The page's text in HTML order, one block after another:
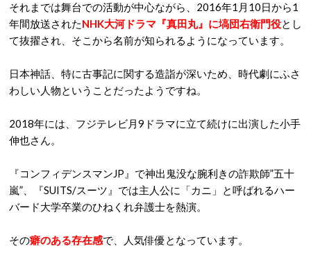
それまでは舞台での活動が中心ながら、2016年1月10日から1
年間放送されたNHK大河ドラマ『真田丸』に塙団右衛門役とし
て抜擢され、そこから名前が知られるようになっています。
日本神話、特に古事記に関する造詣が深いため、時代劇にふさ
わしい人物ということだったようですね。
2018年には、フジテレビ月9ドラマに立て続けに出演した小手
伸也さん。
『コンフィデンスマンJP』で神出鬼没な腕利きの詐欺師”五十
嵐”、『SUITS/スーツ』では主人公に「カニ」と呼ばれるハー
バード大学卒業のひねくれ弁護士を熱演。
その癖のある存在感で、人気俳優となっています。